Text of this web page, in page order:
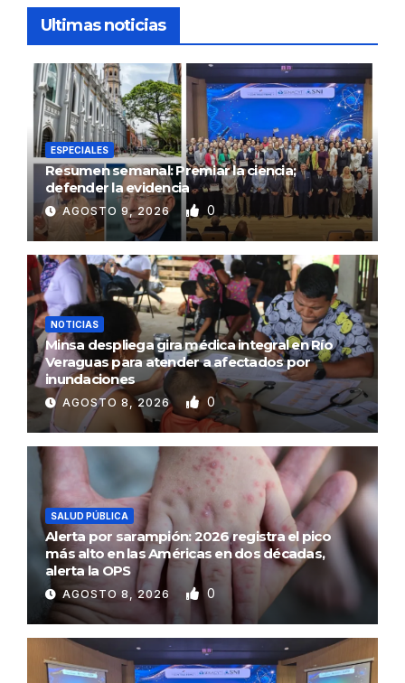
Ultimas noticias
ESPECIALES
Resumen semanal: Premiar la ciencia;
defender la evidencia
AGOSTO 9, 2026 0
NOTICIAS
Minsa despliega gira médica integral en Río
Veraguas para atender a afectados por
inundaciones
AGOSTO 8, 2026 0
SALUD PÚBLICA
Alerta por sarampión: 2026 registra el pico
más alto en las Américas en dos décadas,
alerta la OPS
AGOSTO 8, 2026 0